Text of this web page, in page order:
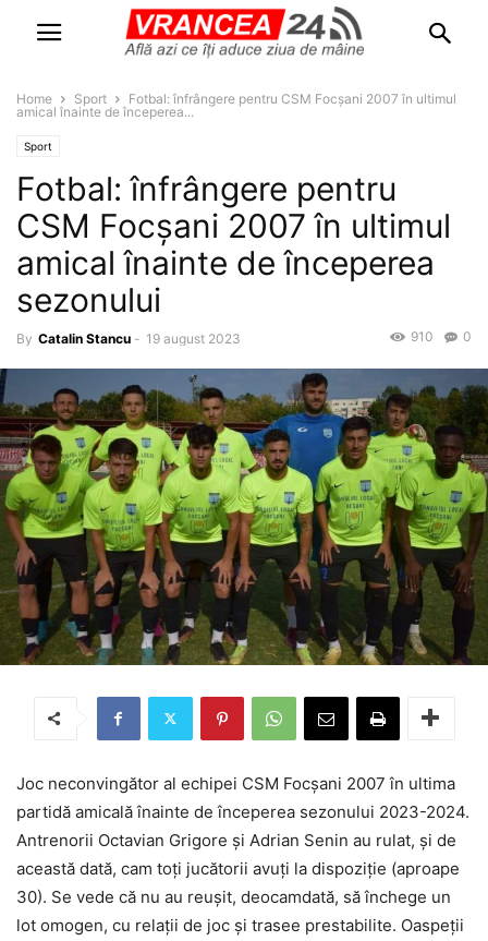
Home Sport
Fotbal: înfrângere pentru CSM Focșani 2007 în ultimul
amical înainte de începerea...
Sport
Fotbal: înfrângere pentru
CSM Focșani 2007 în ultimul
amical înainte de începerea
sezonului
By Catalin Stancu - 19 august 2023 0
910
Joc neconvingător al echipei CSM Focșani 2007 în ultima
partidă amicală înainte de începerea sezonului 2023-2024.
Antrenorii Octavian Grigore și Adrian Senin au rulat, și de
această dată, cam toți jucătorii avuți la dispoziție (aproape
30). Se vede că nu au reușit, deocamdată, să închege un
lot omogen, cu relații de joc și trasee prestabilite. Oaspeții